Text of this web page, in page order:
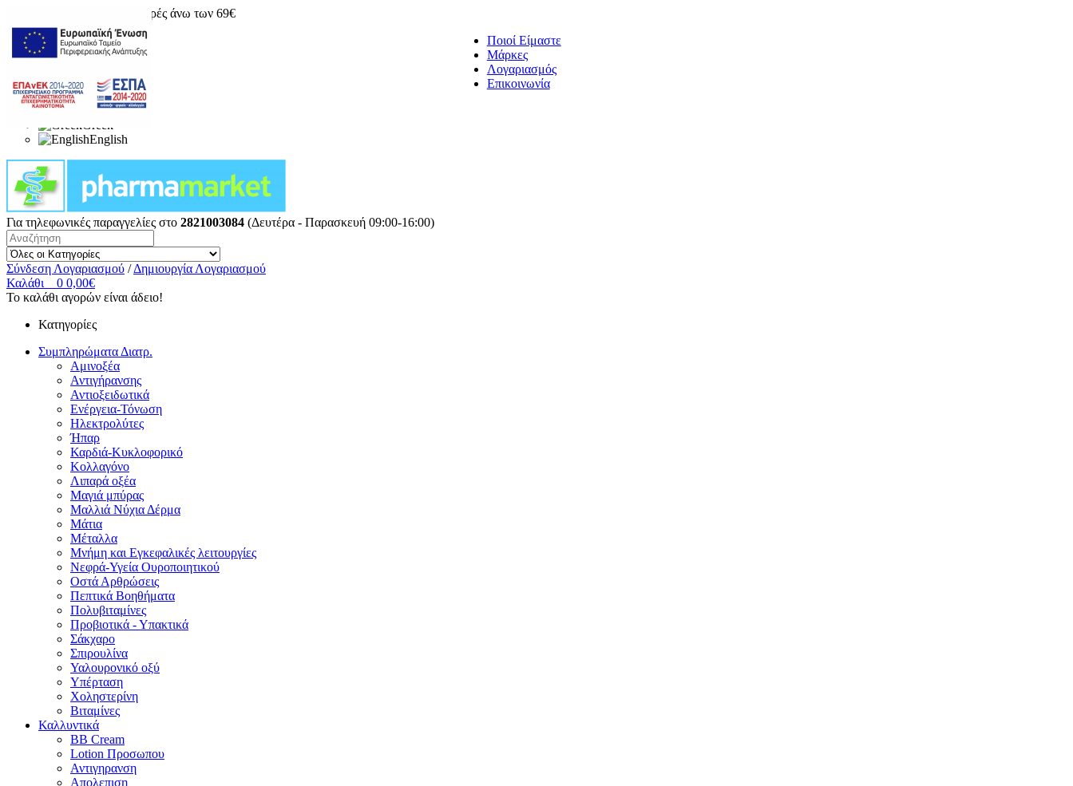
Δωρεάν μεταφορικά για αγορές άνω των 69€
Ποιοί Είμαστε
Μάρκες
Λογαριασμός
Επικοινωνία
Greek
English
Για τηλεφωνικές παραγγελίες στο 2821003084 (Δευτέρα - Παρασκευή 09:00-16:00)
Σύνδεση Λογαριασμού / Δημιουργία Λογαριασμού
Καλάθι
0 0,00€
Το καλάθι αγορών είναι άδειο!
Κατηγορίες
Συμπληρώματα Διατρ.
Αμινοξέα
Αντιγήρανσης
Αντιοξειδωτικά
Ενέργεια-Τόνωση
Ηλεκτρολύτες
Ήπαρ
Καρδιά-Κυκλοφορικό
Κολλαγόνο
Λιπαρά οξέα
Μαγιά μπύρας
Μαλλιά Νύχια Δέρμα
Μάτια
Μέταλλα
Μνήμη και Εγκεφαλικές λειτουργίες
Νεφρά-Υγεία Ουροποιητικού
Οστά Αρθρώσεις
Πεπτικά Βοηθήματα
Πολυβιταμίνες
Προβιοτικά - Υπακτικά
Σάκχαρο
Σπιρουλίνα
Υαλουρονικό οξύ
Υπέρταση
Χοληστερίνη
Βιταμίνες
Καλλυντικά
BB Cream
Lotion Προσωπου
Αντιγηρανση
Απολεπιση